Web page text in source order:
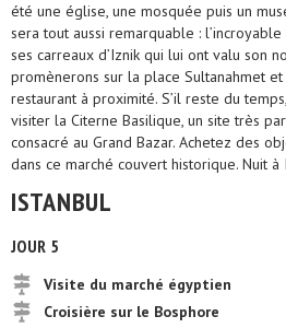
été une église, une mosquée puis un
sera tout aussi remarquable :
ses carreaux d’Iznik qui lui ont valu son
promènerons sur la place Sultanahmet
restaurant à proximité. S’il reste du
visiter la Citerne Basilique, un site très
consacré au Grand Bazar. Achetez des
dans ce marché couvert historique. Nuit à
ISTANBUL
JOUR 5
Visite du marché égyptien
Croisière sur le Bosphore